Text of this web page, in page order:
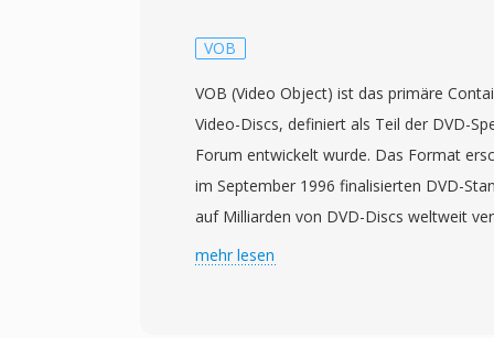
VOB
VOB (Video Object) ist das primäre
Video-Discs, definiert als Teil der DVD-
Forum entwickelt wurde. Das Format
im September 1996 finalisierten DVD-
auf Milliarden von DVD-Discs weltweit
basieren auf dem MPEG-2-Programm-
mehr lesen